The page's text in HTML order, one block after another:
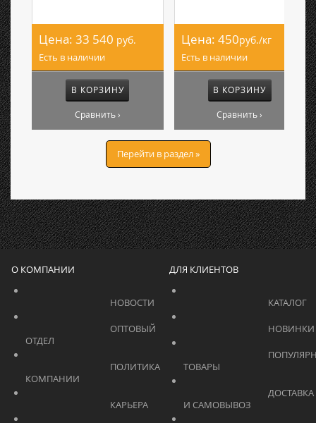
Цена: 33 540 руб.
Есть в наличии
В КОРЗИНУ
Сравнить ›
Цена: 450руб./кг
Есть в наличии
В КОРЗИНУ
Сравнить ›
Перейти в раздел »
О КОМПАНИИ
			    		КАРЬЕРА
ДЛЯ КЛИЕНТОВ